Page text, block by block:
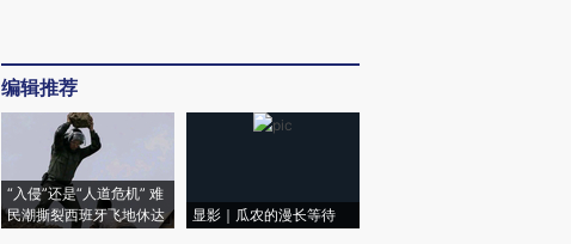
编辑推荐
“入侵”还是“人道危机” 难
民潮撕裂西班牙飞地休达
显影｜瓜农的漫长等待